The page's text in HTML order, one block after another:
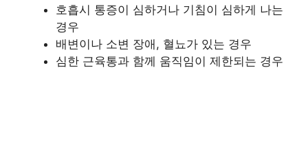
호흡시 통증이 심하거나 기침이 심하게 나는
경우
배변이나 소변 장애, 혈뇨가 있는 경우
심한 근육통과 함께 움직임이 제한되는 경우